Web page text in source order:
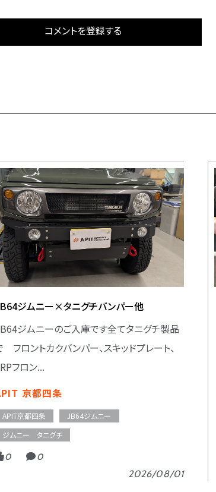
コメントを登録する
2026/08/01
ジムニー×タニグチバンパー他
ジムニーのご入庫です全てタニグチ製品
フロントカクバンパー、スキッドプレート、
フロン...
京都四条
APIT京都四条
JB64ジムニー
ジムニー タニグチ
0 0